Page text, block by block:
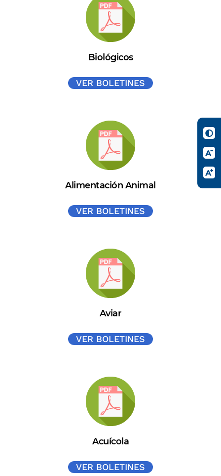
Biológicos
VER BOLETINES
Alimentación Animal
VER BOLETINES
Aviar
VER BOLETINES
Acuícola
VER BOLETINES